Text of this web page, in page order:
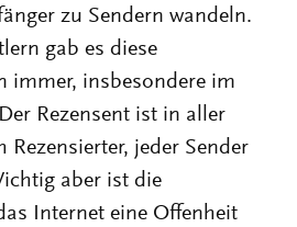
zu Sendern wandeln.
gab es diese
immer, insbesondere im
Rezensent ist in aller
Rezensierter, jeder Sender
aber ist die
Internet eine Offenheit